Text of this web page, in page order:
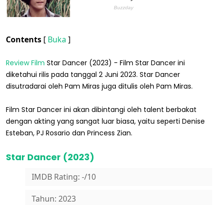
Contents [ Buka ]
Review Film Star Dancer (2023) - Film Star Dancer ini
diketahui rilis pada tanggal 2 Juni 2023. Star Dancer
disutradarai oleh Pam Miras juga ditulis oleh Pam Miras.
Film Star Dancer ini akan dibintangi oleh talent berbakat
dengan akting yang sangat luar biasa, yaitu seperti Denise
Esteban, PJ Rosario dan Princess Zian.
Star Dancer (2023)
IMDB Rating: -/10
Tahun: 2023